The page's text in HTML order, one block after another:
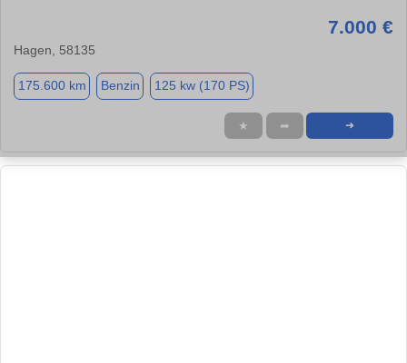
7.000 €
Hagen, 58135
175.600 km Benzin 125 kw (170 PS)
★ ➦ ➜